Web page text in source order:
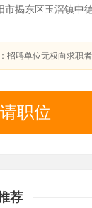
市揭东区玉滘镇中
招聘单位无权向求职
职位
荐